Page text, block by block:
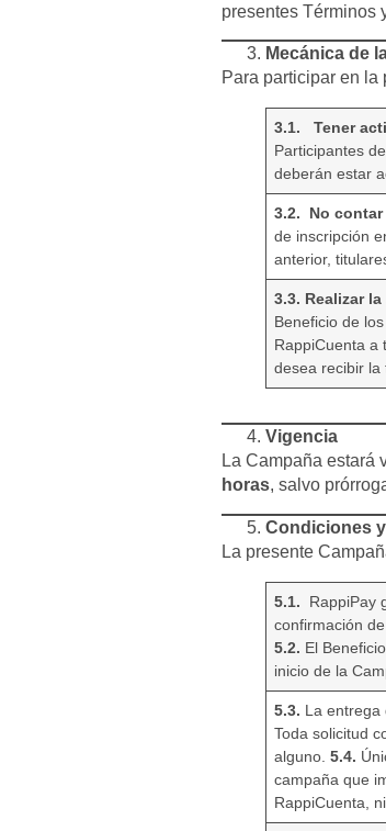
presentes Términos
Mecánica de
Para participar en
3.1. Tener
Participantes
deberán estar
3.2. No
de inscripción
anterior,
3.3. Realizar
Beneficio de
RappiCuenta a
desea recibir la
Vigencia
La Campaña estará
horas, salvo
Condiciones
La presente
5.1. RappiPay
confirmación
5.2. El
inicio de la
5.3. La entrega
Toda solicitud
alguno. 5.4.
campaña que
RappiCuenta,